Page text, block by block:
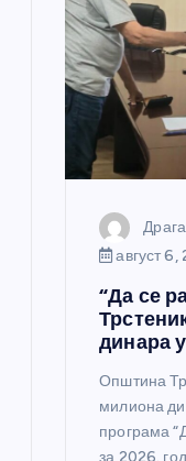
август 6,
“Да се
динара
Општина
милиона
програма